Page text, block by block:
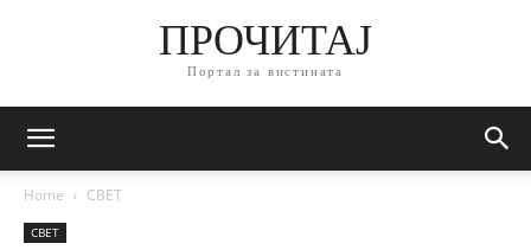
ПРОЧИТАЈ
Портал за вистината
Home СВЕТ
СВЕТ